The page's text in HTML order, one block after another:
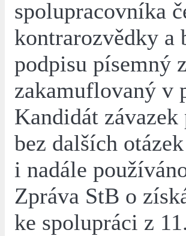
spolupracovníka
kontrarozvědky a
podpisu písemný
zakamuflovaný v
Kandidát
bez dalších
i nadále
Zpráva StB o
ke spolupráci z